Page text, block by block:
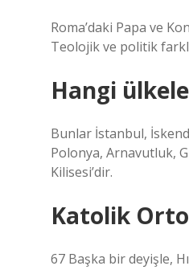
Roma’daki Papa ve
Teolojik ve politik
Hangi
Bunlar İstanbul,
Polonya, Arnavutluk,
Kilisesi’dir.
Katolik
67 Başka bir deyişle,